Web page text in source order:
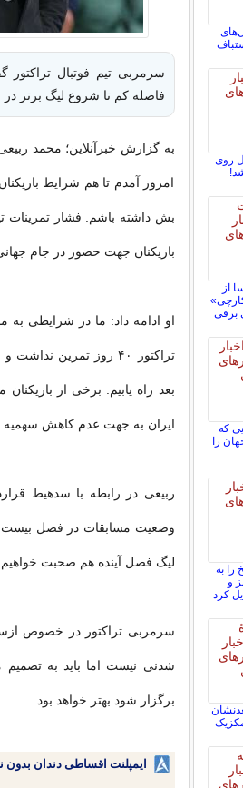
سرمربی تیم فوتبال
فاصله کم تا شروع لیگ
به گزارش خبرآنلاین؛ محمد
امروز آمدم تا هم شرایط
بش داشته باشم. فشار تمرینات
بازیکنان جهت حضور در جام
او ادامه داد: ما در شرایطی به
تراکتور ۴۰ روز تمرین
بعد راه یابیم. برخی از
ایران به جهت عدم کاهش سهمیه
ربیعی در رابطه با سدهیط
وضعیت مسابقات در فصل بیست
لیگ فصل آینده هم صحبت خواهیم
سرمربی تراکتور در خصوص
برگزار شود بهتر خواهد بود.
ایمپلنت اقساطی دندان
روی
از
برفی
که
را
را به
و
کرد